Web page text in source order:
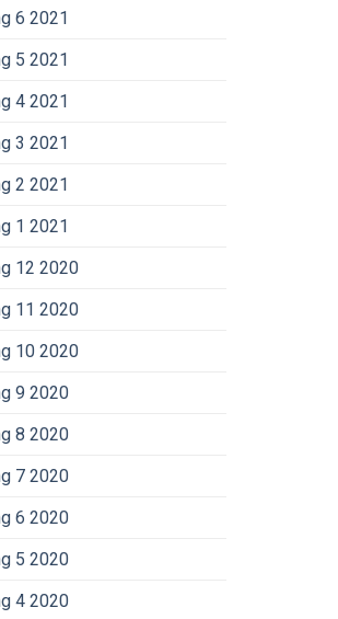
6 2021
5 2021
4 2021
3 2021
2 2021
1 2021
12 2020
11 2020
10 2020
9 2020
8 2020
7 2020
6 2020
5 2020
4 2020